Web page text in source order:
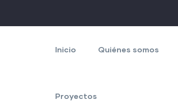
principal
Inicio Quiénes somos
Proyectos